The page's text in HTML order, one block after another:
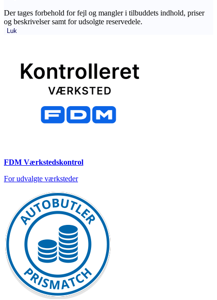
Der tages forbehold for fejl og mangler i tilbuddets indhold, priser
og beskrivelser samt for udsolgte reservedele.
Luk
FDM Værkstedskontrol
For udvalgte værksteder